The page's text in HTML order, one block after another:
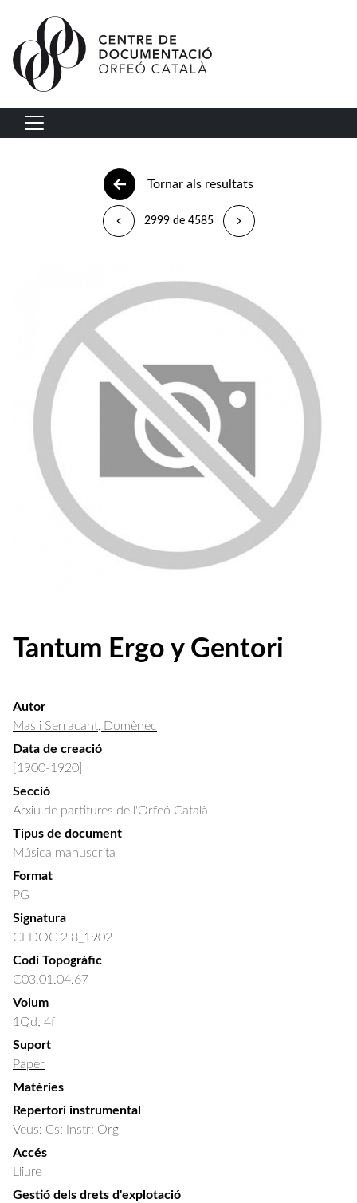
Vés al contingut
Navegació principal
Tornar als resultats
2999 de 4585
Tantum Ergo y Gentori
Autor
Mas i Serracant, Domènec
Data de creació
[1900-1920]
Secció
Arxiu de partitures de l'Orfeó Català
Tipus de document
Música manuscrita
Format
PG
Signatura
CEDOC 2.8_1902
Codi Topogràfic
C03.01.04.67
Volum
1Qd; 4f
Suport
Paper
Matèries
Repertori instrumental
Veus: Cs; Instr: Org
Accés
Lliure
Gestió dels drets d'explotació